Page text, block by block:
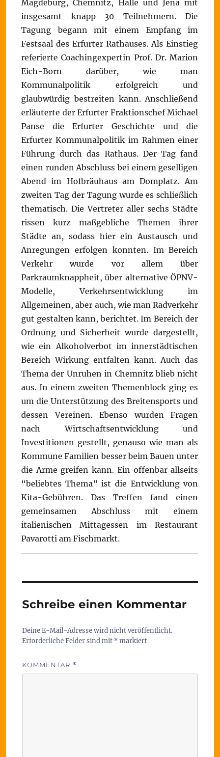
Magdeburg, Chemnitz, Halle und Jena mit
insgesamt knapp 30 Teilnehmern. Die
Tagung begann mit einem Empfang im
Festsaal des Erfurter Rathauses. Als Einstieg
referierte Coachingexpertin Prof. Dr. Marion
Eich-Born darüber, wie man
Kommunalpolitik erfolgreich und
glaubwürdig bestreiten kann. Anschließend
erläuterte der Erfurter Fraktionschef Michael
Panse die Erfurter Geschichte und die
Erfurter Kommunalpolitik im Rahmen einer
Führung durch das Rathaus. Der Tag fand
einen runden Abschluss bei einem geselligen
Abend im Hofbräuhaus am Domplatz. Am
zweiten Tag der Tagung wurde es schließlich
thematisch. Die Vertreter aller sechs Städte
rissen kurz maßgebliche Themen ihrer
Städte an, sodass hier ein Austausch und
Anregungen erfolgen konnten. Im Bereich
Verkehr wurde vor allem über
Parkraumknappheit, über alternative ÖPNV-
Modelle, Verkehrsentwicklung im
Allgemeinen, aber auch, wie man Radverkehr
gut gestalten kann, berichtet. Im Bereich der
Ordnung und Sicherheit wurde dargestellt,
wie ein Alkoholverbot im innerstädtischen
Bereich Wirkung entfalten kann. Auch das
Thema der Unruhen in Chemnitz blieb nicht
aus. In einem zweiten Themenblock ging es
um die Unterstützung des Breitensports und
dessen Vereinen. Ebenso wurden Fragen
nach Wirtschaftsentwicklung und
Investitionen gestellt, genauso wie man als
Kommune Familien besser beim Bauen unter
die Arme greifen kann. Ein offenbar allseits
“beliebtes Thema” ist die Entwicklung von
Kita-Gebühren. Das Treffen fand einen
gemeinsamen Abschluss mit einem
italienischen Mittagessen im Restaurant
Pavarotti am Fischmarkt.
Schreibe einen Kommentar
Deine E-Mail-Adresse wird nicht veröffentlicht.
Erforderliche Felder sind mit *markiert
KOMMENTAR *